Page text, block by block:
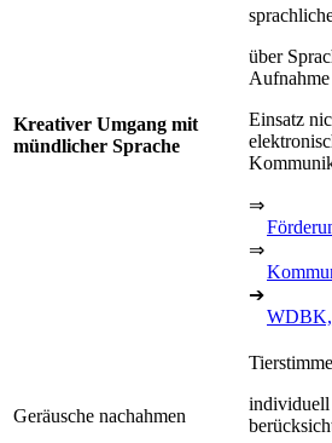
Kreativer Umgang mit
mündlicher Sprache
über
Einsatz
⇒
⇒
➔
Geräusche nachahmen
individuell